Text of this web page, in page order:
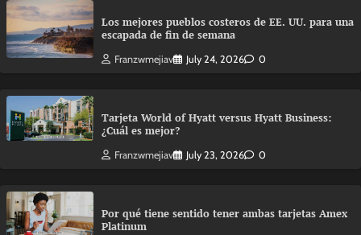
Los mejores pueblos costeros de EE. UU. para una
escapada de fin de semana
Franzwmejiav July 24, 2026 0
Tarjeta World of Hyatt versus Hyatt Business:
¿Cuál es mejor?
Franzwmejiav July 23, 2026 0
Por qué tiene sentido tener ambas tarjetas Amex
Platinum